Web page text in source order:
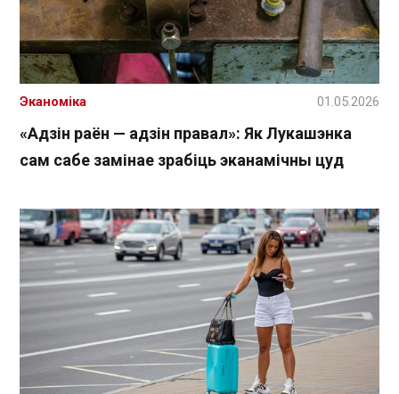
«Адзін раён — адзін правал»: Як Лукашэнка
сам сабе замінае зрабіць эканамічны цуд
Эканоміка 01.05.2026